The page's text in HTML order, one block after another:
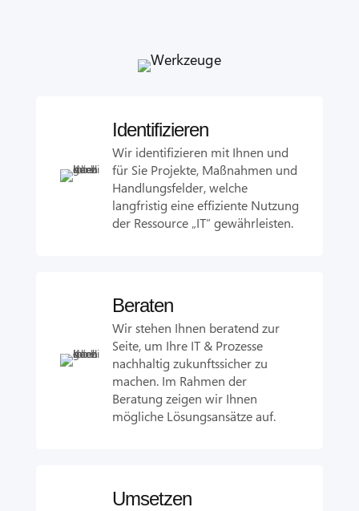
Identifizieren
Wir identifizieren mit Ihnen und
für Sie Projekte, Maßnahmen und
Handlungsfelder, welche
langfristig eine effiziente Nutzung
der Ressource „IT“ gewährleisten.
Beraten
Wir stehen Ihnen beratend zur
Seite, um Ihre IT & Prozesse
nachhaltig zukunftssicher zu
machen. Im Rahmen der
Beratung zeigen wir Ihnen
mögliche Lösungsansätze auf.
Umsetzen